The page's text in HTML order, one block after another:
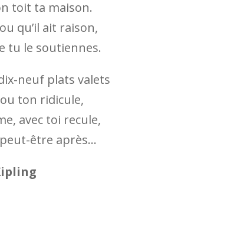
toit ta maison.
qu’il ait raison,
tu le soutiennes.
neuf plats valets
ton ridicule,
avec toi recule,
peut-être après…